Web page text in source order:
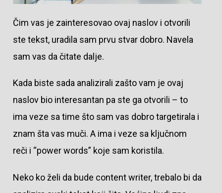
Čim vas je zainteresovao ovaj naslov i otvorili
ste tekst, uradila sam prvu stvar dobro. Navela
sam vas da čitate dalje.
Kada biste sada analizirali zašto vam je ovaj
naslov bio interesantan pa ste ga otvorili – to
ima veze sa time što sam vas dobro targetirala i
znam šta vas muči. A ima i veze sa ključnom
reči i “power words” koje sam koristila.
Neko ko želi da bude content writer, trebalo bi da